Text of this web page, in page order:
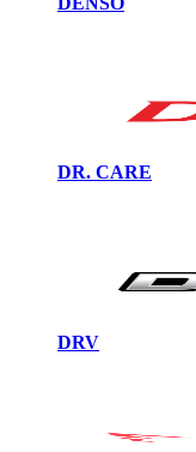
DR. CARE
DRV